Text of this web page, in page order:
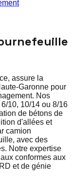
assure la
Garonne pour
Nos
10, 10/14 ou 8/16
de bétons de
d'allées et
camion
avec des
Notre expertise
conformes aux
et de génie